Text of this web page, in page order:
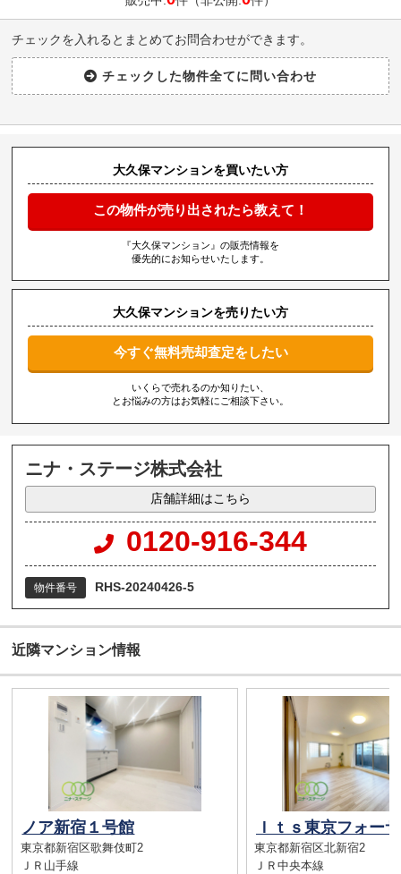
チェックを入れるとまとめてお問合わせができます。
大久保マンションを買いたい方
この物件が売り出されたら教えて！
『大久保マンション』の販売情報を
優先的にお知らせいたします。
大久保マンションを売りたい方
今すぐ無料売却査定をしたい
いくらで売れるのか知りたい、
とお悩みの方はお気軽にご相談下さい。
ニナ・ステージ株式会社
店舗詳細はこちら
0120-916-344
物件番号 RHS-20240426-5
近隣マンション情報
ノア新宿１号館
東京都新宿区歌舞伎町2
ＪＲ山手線
東京都新宿区北新宿2
ＪＲ中央本線